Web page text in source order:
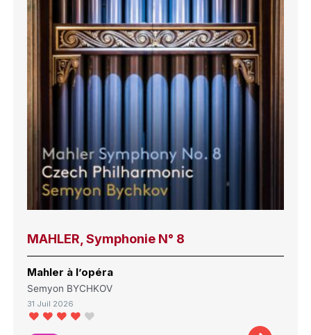
MAHLER, Symphonie N° 8
Mahler à l’opéra
Semyon BYCHKOV
31 Juil 2026